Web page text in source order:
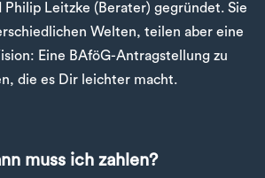
Leitzke (Berater) gegründet. Sie
Welten, teilen aber eine
Eine BAföG-Antragstellung zu
die es Dir leichter macht.
muss ich zahlen?